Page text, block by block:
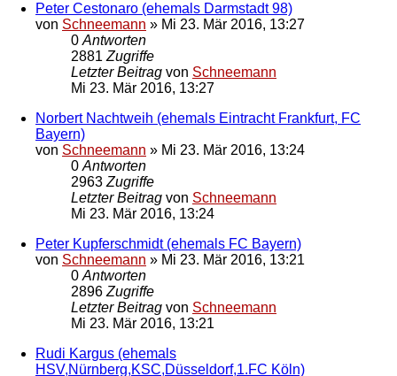
Peter Cestonaro (ehemals Darmstadt 98)
von Schneemann » Mi 23. Mär 2016, 13:27
0Antworten
2881Zugriffe
Letzter Beitrag von Schneemann
Mi 23. Mär 2016, 13:27
Norbert Nachtweih (ehemals Eintracht Frankfurt, FC
Bayern)
von Schneemann » Mi 23. Mär 2016, 13:24
0Antworten
2963Zugriffe
Letzter Beitrag von Schneemann
Mi 23. Mär 2016, 13:24
Peter Kupferschmidt (ehemals FC Bayern)
von Schneemann » Mi 23. Mär 2016, 13:21
0Antworten
2896Zugriffe
Letzter Beitrag von Schneemann
Mi 23. Mär 2016, 13:21
Rudi Kargus (ehemals
HSV,Nürnberg,KSC,Düsseldorf,1.FC Köln)